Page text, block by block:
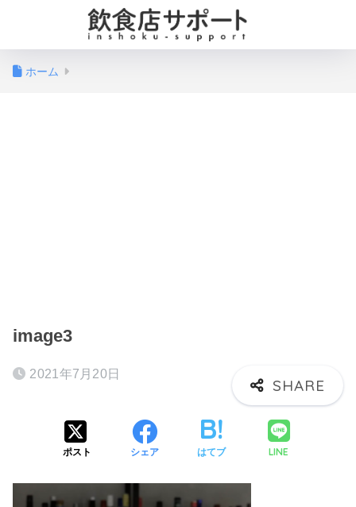
ホーム
image3
2021年7月20日
ポスト シェア はてブ LINE